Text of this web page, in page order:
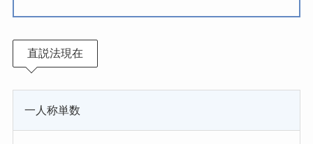
直説法現在
一人称単数